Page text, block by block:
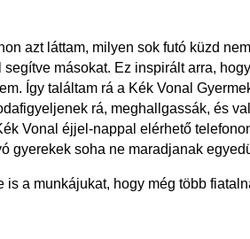
azt láttam, milyen sok futó küzd
másokat. Ez inspirált arra,
Így találtam rá a Kék Vonal
rá, meghallgassák, és
Vonal éjjel-nappal elérhető
gyerekek soha ne maradjanak
is a munkájukat, hogy még több